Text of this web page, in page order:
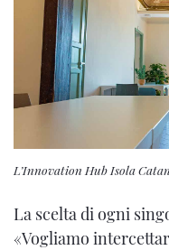
L’Innovation Hub Isola
La scelta di ogni
«Vogliamo